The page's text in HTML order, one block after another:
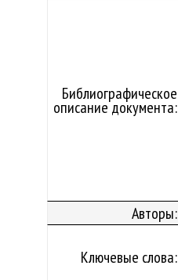
Библиографическое
описание документа:
Авторы:
Ключевые слова: